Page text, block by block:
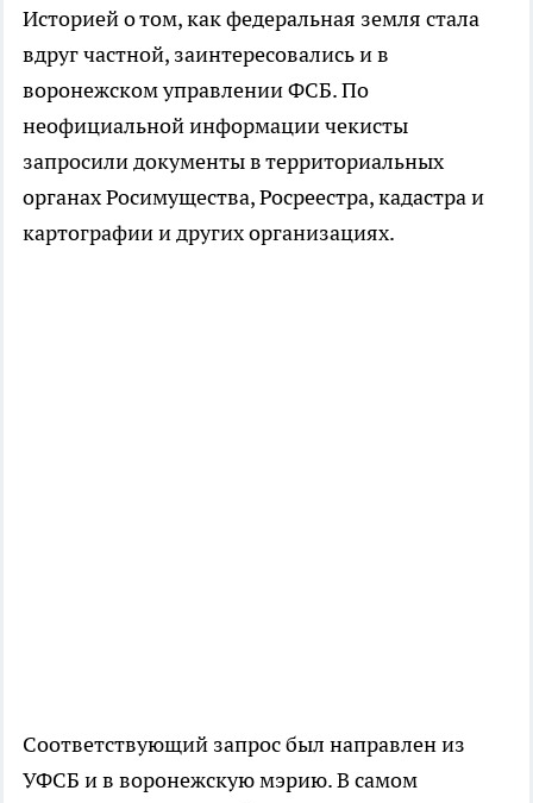
Историей о том, как федеральная земля стала
вдруг частной, заинтересовались и в
воронежском управлении ФСБ. По
неофициальной информации чекисты
запросили документы в территориальных
органах Росимущества, Росреестра, кадастра и
картографии и других организациях.
Соответствующий запрос был направлен из
УФСБ и в воронежскую мэрию. В самом